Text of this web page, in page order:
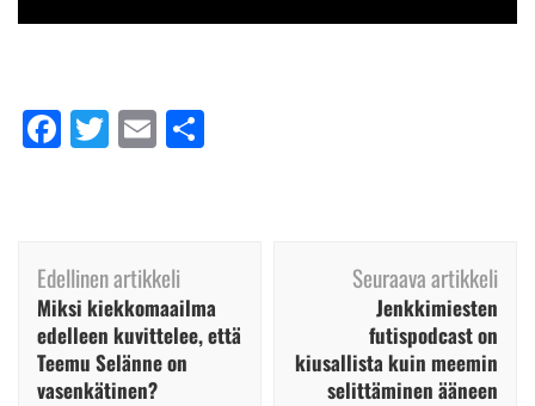
Facebook
Twitter
Email
Artikkelien
selaus
Edellinen artikkeli
Miksi kiekkomaailma
edelleen kuvittelee, että
Teemu Selänne on
vasenkätinen?
Seuraava artikkeli
Jenkkimiesten
futispodcast on
kiusallista kuin meemin
selittäminen ääneen